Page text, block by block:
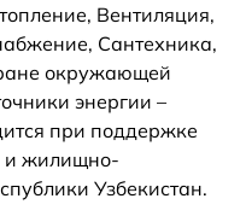
Вентиляция,
Сантехника,
окружающей
энергии –
при поддержке
и жилищно-
Узбекистан.